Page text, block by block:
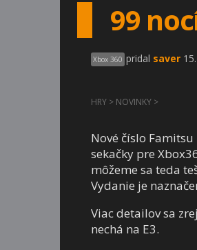
99
Xbox 360 pridal saver
HRY > NOVINKY >
Nové číslo
sekačky pre
môžeme sa teda
Vydanie je
Viac detailov sa
nechá na E3.